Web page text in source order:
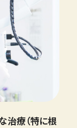
治療（特に根